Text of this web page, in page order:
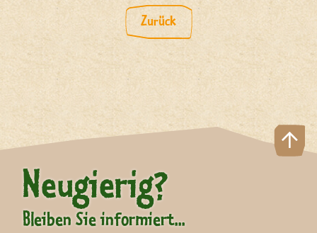
Zurück
Neugierig?
Bleiben Sie informiert...